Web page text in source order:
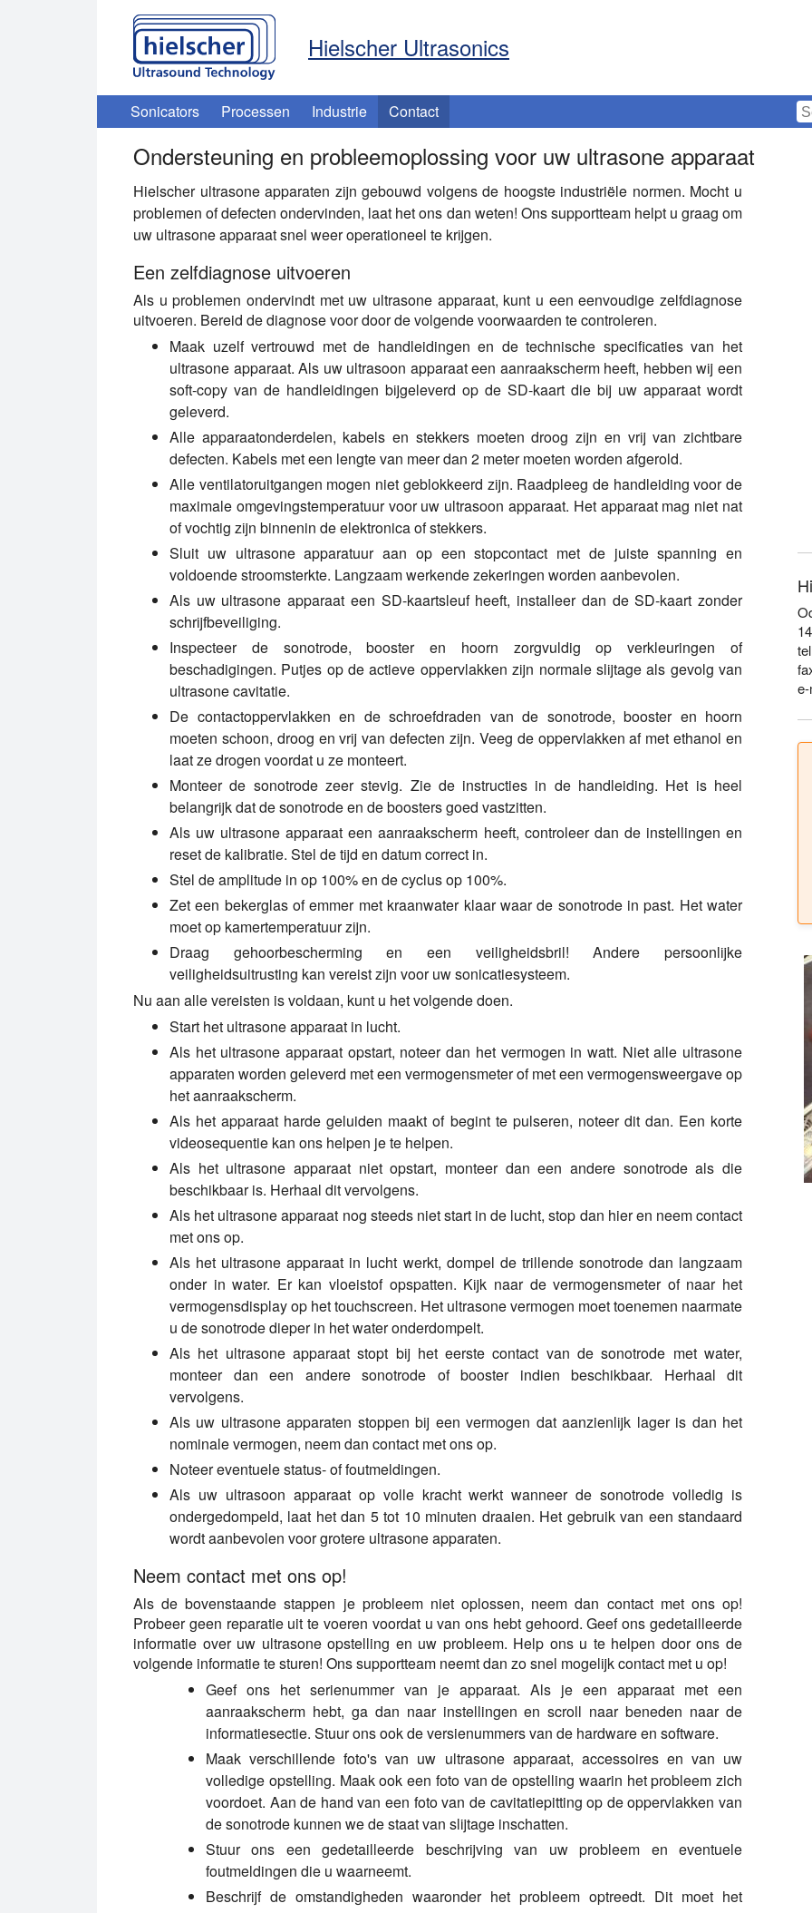
Hielscher Ultrasonics
Sonicators Processen Industrie Contact
Ondersteuning en probleemoplossing voor uw ultrasone apparaat
Hielscher ultrasone apparaten zijn gebouwd volgens de hoogste industriële normen. Mocht u
problemen of defecten ondervinden, laat het ons dan weten! Ons supportteam helpt u graag om
uw ultrasone apparaat snel weer operationeel te krijgen.
Een zelfdiagnose uitvoeren
Als u problemen ondervindt met uw ultrasone apparaat, kunt u een eenvoudige zelfdiagnose
uitvoeren. Bereid de diagnose voor door de volgende voorwaarden te controleren.
Maak uzelf vertrouwd met de handleidingen en de technische specificaties van het
ultrasone apparaat. Als uw ultrasoon apparaat een aanraakscherm heeft, hebben wij een
soft-copy van de handleidingen bijgeleverd op de SD-kaart die bij uw apparaat wordt
geleverd.
Alle apparaatonderdelen, kabels en stekkers moeten droog zijn en vrij van zichtbare
defecten. Kabels met een lengte van meer dan 2 meter moeten worden afgerold.
Alle ventilatoruitgangen mogen niet geblokkeerd zijn. Raadpleeg de handleiding voor de
maximale omgevingstemperatuur voor uw ultrasoon apparaat. Het apparaat mag niet nat
of vochtig zijn binnenin de elektronica of stekkers.
Sluit uw ultrasone apparatuur aan op een stopcontact met de juiste spanning en
voldoende stroomsterkte. Langzaam werkende zekeringen worden aanbevolen.
Als uw ultrasone apparaat een SD-kaartsleuf heeft, installeer dan de SD-kaart zonder
schrijfbeveiliging.
Inspecteer de sonotrode, booster en hoorn zorgvuldig op verkleuringen of
beschadigingen. Putjes op de actieve oppervlakken zijn normale slijtage als gevolg van
ultrasone cavitatie.
De contactoppervlakken en de schroefdraden van de sonotrode, booster en hoorn
moeten schoon, droog en vrij van defecten zijn. Veeg de oppervlakken af met ethanol en
laat ze drogen voordat u ze monteert.
Monteer de sonotrode zeer stevig. Zie de instructies in de handleiding. Het is heel
belangrijk dat de sonotrode en de boosters goed vastzitten.
Als uw ultrasone apparaat een aanraakscherm heeft, controleer dan de instellingen en
reset de kalibratie. Stel de tijd en datum correct in.
Stel de amplitude in op 100% en de cyclus op 100%.
Zet een bekerglas of emmer met kraanwater klaar waar de sonotrode in past. Het water
moet op kamertemperatuur zijn.
Draag gehoorbescherming en een veiligheidsbril! Andere persoonlijke
veiligheidsuitrusting kan vereist zijn voor uw sonicatiesysteem.
Nu aan alle vereisten is voldaan, kunt u het volgende doen.
Start het ultrasone apparaat in lucht.
Als het ultrasone apparaat opstart, noteer dan het vermogen in watt. Niet alle ultrasone
apparaten worden geleverd met een vermogensmeter of met een vermogensweergave op
het aanraakscherm.
Als het apparaat harde geluiden maakt of begint te pulseren, noteer dit dan. Een korte
videosequentie kan ons helpen je te helpen.
Als het ultrasone apparaat niet opstart, monteer dan een andere sonotrode als die
beschikbaar is. Herhaal dit vervolgens.
Als het ultrasone apparaat nog steeds niet start in de lucht, stop dan hier en neem contact
met ons op.
Als het ultrasone apparaat in lucht werkt, dompel de trillende sonotrode dan langzaam
onder in water. Er kan vloeistof opspatten. Kijk naar de vermogensmeter of naar het
vermogensdisplay op het touchscreen. Het ultrasone vermogen moet toenemen naarmate
u de sonotrode dieper in het water onderdompelt.
Als het ultrasone apparaat stopt bij het eerste contact van de sonotrode met water,
monteer dan een andere sonotrode of booster indien beschikbaar. Herhaal dit
vervolgens.
Als uw ultrasone apparaten stoppen bij een vermogen dat aanzienlijk lager is dan het
nominale vermogen, neem dan contact met ons op.
Noteer eventuele status- of foutmeldingen.
Als uw ultrasoon apparaat op volle kracht werkt wanneer de sonotrode volledig is
ondergedompeld, laat het dan 5 tot 10 minuten draaien. Het gebruik van een standaard
wordt aanbevolen voor grotere ultrasone apparaten.
Neem contact met ons op!
Als de bovenstaande stappen je probleem niet oplossen, neem dan contact met ons op!
Probeer geen reparatie uit te voeren voordat u van ons hebt gehoord. Geef ons gedetailleerde
informatie over uw ultrasone opstelling en uw probleem. Help ons u te helpen door ons de
volgende informatie te sturen! Ons supportteam neemt dan zo snel mogelijk contact met u op!
Geef ons het serienummer van je apparaat. Als je een apparaat met een
aanraakscherm hebt, ga dan naar instellingen en scroll naar beneden naar de
informatiesectie. Stuur ons ook de versienummers van de hardware en software.
Maak verschillende foto's van uw ultrasone apparaat, accessoires en van uw
volledige opstelling. Maak ook een foto van de opstelling waarin het probleem zich
voordoet. Aan de hand van een foto van de cavitatiepitting op de oppervlakken van
de sonotrode kunnen we de staat van slijtage inschatten.
Stuur ons een gedetailleerde beschrijving van uw probleem en eventuele
foutmeldingen die u waarneemt.
Beschrijf de omstandigheden waaronder het probleem optreedt. Dit moet het